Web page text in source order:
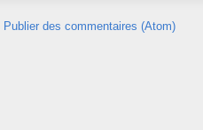
Publier des commentaires (Atom)